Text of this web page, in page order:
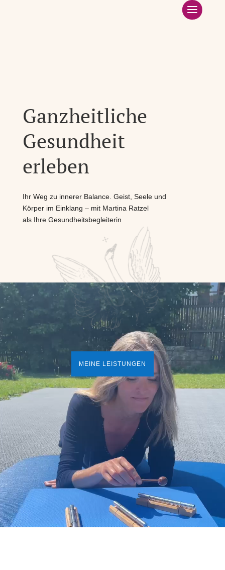
Kurse
Kontakt
Ganzheitliche
Gesundheit
erleben
Ihr Weg zu innerer Balance. Geist, Seele und
Körper im Einklang – mit Martina Ratzel
als Ihre Gesundheitsbegleiterin
MEINE LEISTUNGEN
Video-Player